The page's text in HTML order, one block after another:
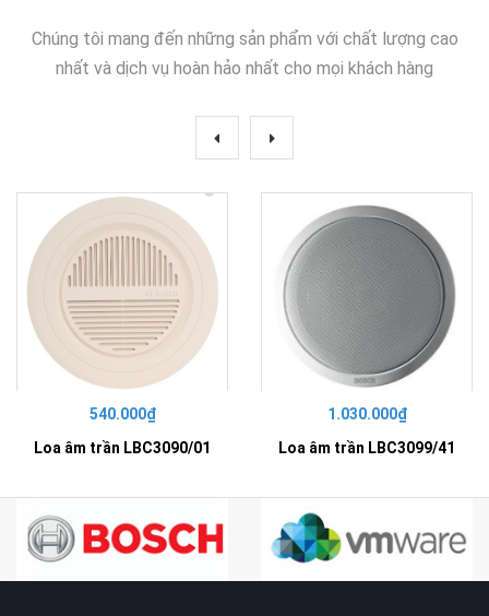
Chúng tôi mang đến những sản phẩm với chất lượng cao
nhất và dịch vụ hoàn hảo nhất cho mọi khách hàng
540.000₫
Loa âm trần LBC3090/01
1.030.000₫
Loa âm trần LBC3099/41